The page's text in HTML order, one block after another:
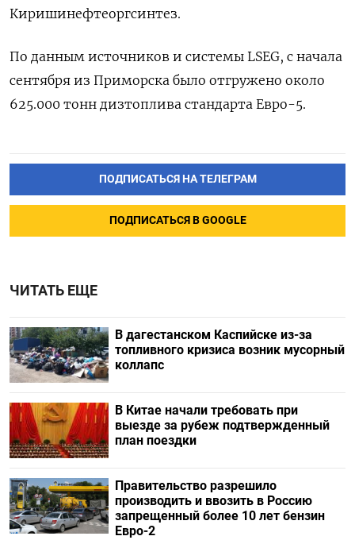
Киришинефтеоргсинтез.
По данным источников и системы LSEG, с начала
сентября из Приморска было отгружено около
625.000 тонн дизтоплива стандарта Евро-5.
ПОДПИСАТЬСЯ НА ТЕЛЕГРАМ
ПОДПИСАТЬСЯ В GOOGLE
ЧИТАТЬ ЕЩЕ
В дагестанском Каспийске из-за
топливного кризиса возник мусорный
коллапс
В Китае начали требовать при
выезде за рубеж подтвержденный
план поездки
Правительство разрешило
производить и ввозить в Россию
запрещенный более 10 лет бензин
Евро-2